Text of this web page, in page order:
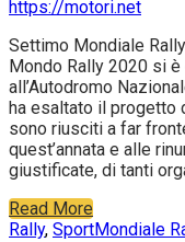
Settimo Mondiale
Mondo Rally 2020 si
all’Autodromo
ha esaltato il progetto
sono riusciti a far
quest’annata e alle
giustificate, di tanti
Read More
Rally, SportMondiale